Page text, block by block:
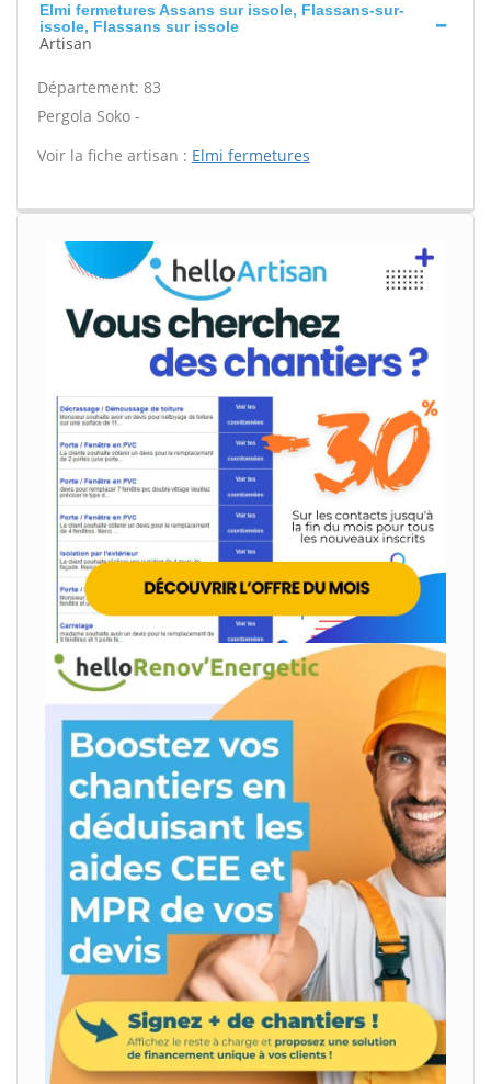
Elmi fermetures Assans sur issole, Flassans-sur-
issole, Flassans sur issole
Artisan
Département: 83
Pergola Soko -
Voir la fiche artisan : Elmi fermetures